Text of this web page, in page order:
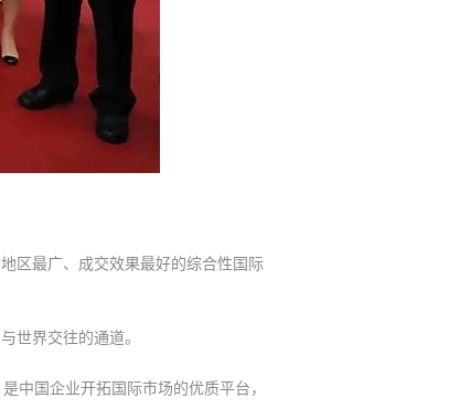
区最广、成交效果最好的综合性国际
世界交往的通道。
中国企业开拓国际市场的优质平台，